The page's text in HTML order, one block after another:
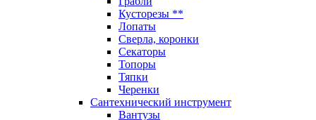
Кусторезы **
Лопаты
Сверла, коронки
Секаторы
Топоры
Тяпки
Черенки
Сантехнический инструмент
Вантузы